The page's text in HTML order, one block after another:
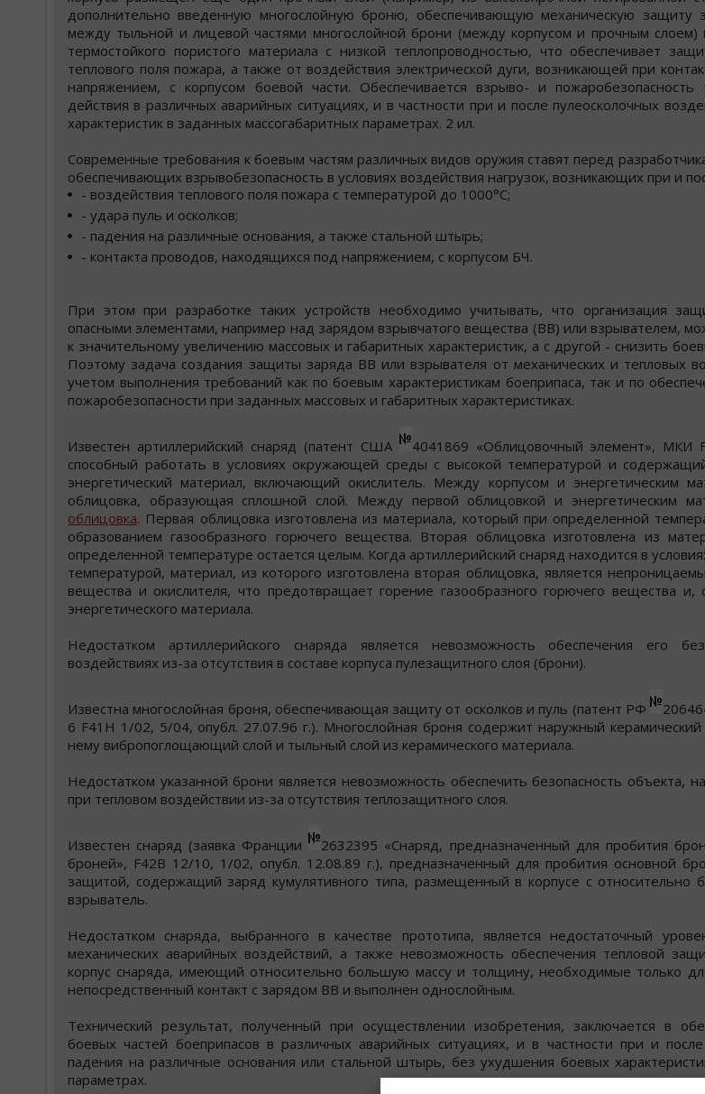
дополнительно введенную многослойную броню, обеспечивающую механическую защиту
между тыльной и лицевой частями многослойной брони (между корпусом и прочным слоем)
термостойкого пористого материала с низкой теплопроводностью, что обеспечивает
теплового поля пожара, а также от воздействия электрической дуги, возникающей при
напряжением, с корпусом боевой части. Обеспечивается взрыво- и пожаробезопасность
действия в различных аварийных ситуациях, и в частности при и после пулеосколочных
характеристик в заданных массогабаритных параметрах. 2 ил.
Современные требования к боевым частям различных видов оружия ставят перед
обеспечивающих взрывобезопасность в условиях воздействия нагрузок, возникающих при и
- воздействия теплового поля пожара с температурой до 1000°С;
- удара пуль и осколков;
- падения на различные основания, а также стальной штырь;
- контакта проводов, находящихся под напряжением, с корпусом БЧ.
При этом при разработке таких устройств необходимо учитывать, что организация
опасными элементами, например над зарядом взрывчатого вещества (ВВ) или взрывателем,
к значительному увеличению массовых и габаритных характеристик, а с другой - снизить
Поэтому задача создания защиты заряда ВВ или взрывателя от механических и тепловых
учетом выполнения требований как по боевым характеристикам боеприпаса, так и по
пожаробезопасности при заданных массовых и габаритных характеристиках.
Известен артиллерийский снаряд (патент США
4041869 «Облицовочный элемент», МКИ
способный работать в условиях окружающей среды с высокой температурой и
энергетический материал, включающий окислитель. Между корпусом и энергетическим
облицовка, образующая сплошной слой. Между первой облицовкой и энергетическим
облицовка. Первая облицовка изготовлена из материала, который при определенной
образованием газообразного горючего вещества. Вторая облицовка изготовлена из
определенной температуре остается целым. Когда артиллерийский снаряд находится в
температурой, материал, из которого изготовлена вторая облицовка, является
вещества и окислителя, что предотвращает горение газообразного горючего вещества и,
энергетического материала.
Недостатком артиллерийского снаряда является невозможность обеспечения его
воздействиях из-за отсутствия в составе корпуса пулезащитного слоя (брони).
Известна многослойная броня, обеспечивающая защиту от осколков и пуль (патент РФ
6 F41H 1/02, 5/04, опубл. 27.07.96 г.). Многослойная броня содержит наружный
нему вибропоглощающий слой и тыльный слой из керамического материала.
Недостатком указанной брони является невозможность обеспечить безопасность объекта,
при тепловом воздействии из-за отсутствия теплозащитного слоя.
Известен снаряд (заявка Франции
2632395 «Снаряд, предназначенный для пробития
броней», F42В 12/10, 1/02, опубл. 12.08.89 г.), предназначенный для пробития основной
защитой, содержащий заряд кумулятивного типа, размещенный в корпусе с
взрыватель.
Недостатком снаряда, выбранного в качестве прототипа, является недостаточный
механических аварийных воздействий, а также невозможность обеспечения тепловой
корпус снаряда, имеющий относительно большую массу и толщину, необходимые только
непосредственный контакт с зарядом ВВ и выполнен однослойным.
Технический результат, полученный при осуществлении изобретения, заключается в
боевых частей боеприпасов в различных аварийных ситуациях, и в частности при и
падения на различные основания или стальной штырь, без ухудшения боевых
параметрах.